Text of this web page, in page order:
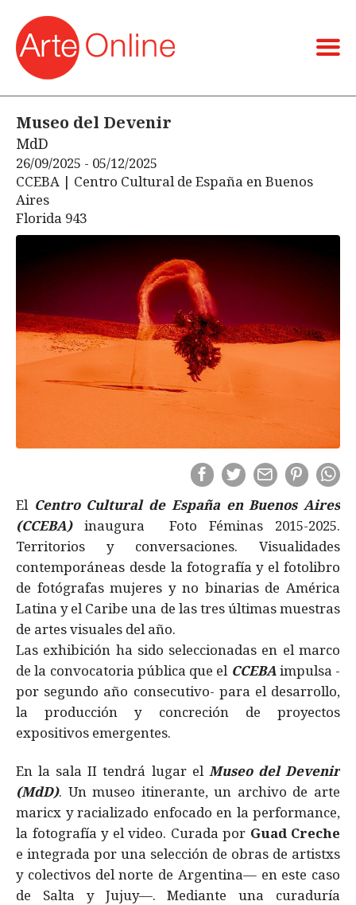
Museo del Devenir
MdD
26/09/2025 - 05/12/2025
CCEBA | Centro Cultural de España en Buenos
Aires
Florida 943
El Centro Cultural de España en Buenos Aires
(CCEBA)inaugura Foto Féminas 2015-2025.
Territorios y conversaciones. Visualidades
contemporáneas desde la fotografía y el fotolibro
de fotógrafas mujeres y no binarias de América
Latina y el Caribe una de las tres últimas muestras
de artes visuales del año.
Las exhibición ha sido seleccionadas en el marco
de la convocatoria pública que el CCEBAimpulsa -
por segundo año consecutivo- para el desarrollo,
la producción y concreción de proyectos
expositivos emergentes.
En la sala II tendrá lugar el Museo del Devenir
(MdD). Un museo itinerante, un archivo de arte
maricx y racializado enfocado en la performance,
la fotografía y el video. Curada por Guad Creche
e integrada por una selección de obras de artistxs
y colectivos del norte de Argentina— en este caso
de Salta y Jujuy—. Mediante una curaduría